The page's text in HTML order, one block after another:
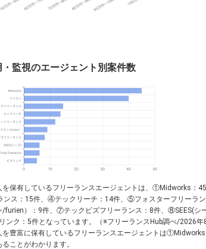
・監視のエージェント別案件数
を保有しているフリーランスエージェントは、①Midworks：
ンス：15件、④テックリーチ：14件、⑤フォスターフリーラ
furien）：9件、⑦テックビズフリーランス：8件、⑧SEES(シ
ク：5件となっています。（※フリーランスHub調べ/2026年
を豊富に保有しているフリーランスエージェントは
ことがわかります。